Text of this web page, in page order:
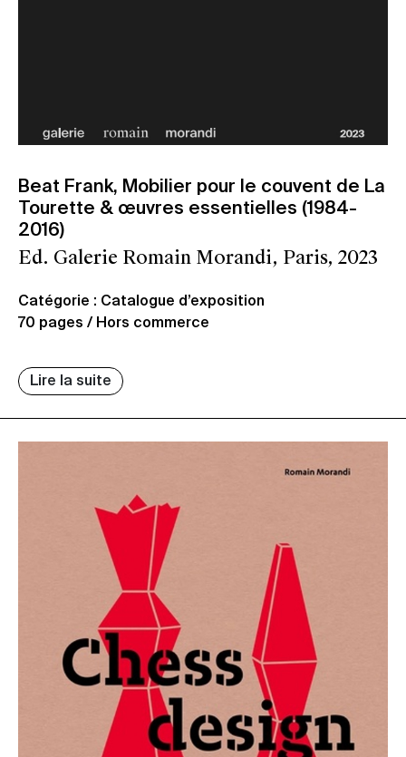
Beat Frank, Mobilier pour le couvent de La
Tourette & œuvres essentielles (1984-
2016)
Ed. Galerie Romain Morandi, Paris, 2023
Catégorie : Catalogue d’exposition
70 pages / Hors commerce
Lire la suite